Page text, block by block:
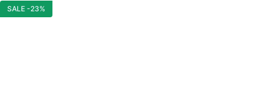
SALE -23%